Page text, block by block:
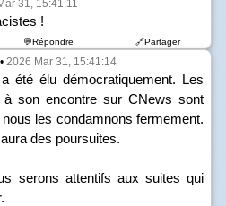
31, 15:41:11
!
💬Répondre 🔗Partager
• 2026 Mar 31, 15:41:14
été élu démocratiquement. Les
son encontre sur CNews sont
les condamnons fermement.
des poursuites.
serons attentifs aux suites qui